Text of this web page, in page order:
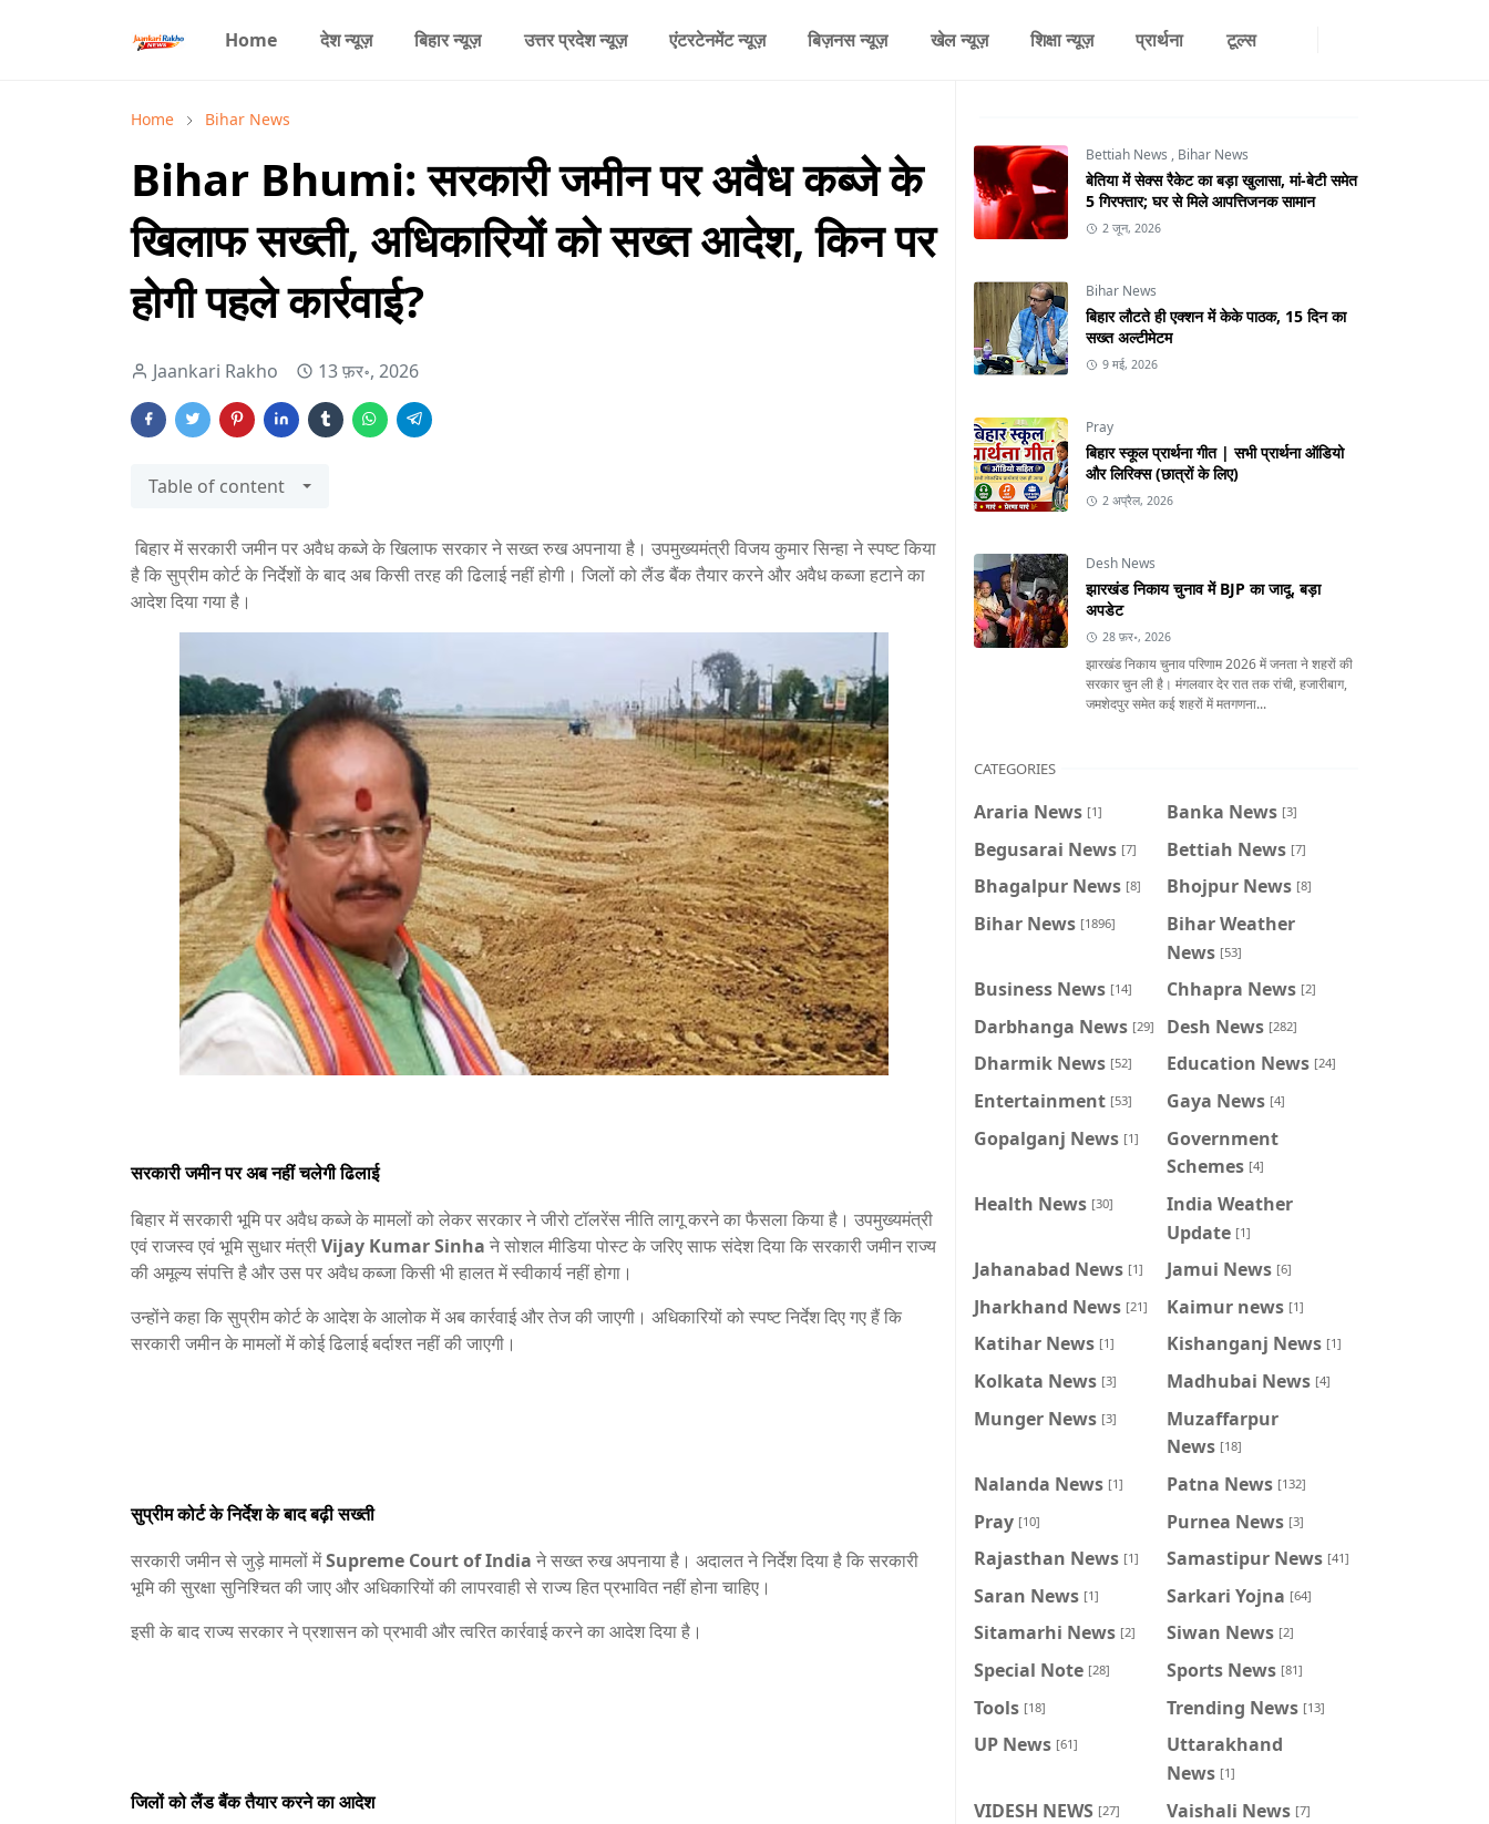
Home देश न्यूज़ बिहार न्यूज़ उत्तर प्रदेश न्यूज़ एंटरटेनमेंट न्यूज़ बिज़नस न्यूज़ खेल न्यूज़ शिक्षा न्यूज़ प्रार्थना टूल्स
Home Bihar News
Bihar Bhumi: सरकारी जमीन पर अवैध कब्जे के
खिलाफ सख्ती, अधिकारियों को सख्त आदेश, किन पर
होगी पहले कार्रवाई?
Jaankari Rakho 13 फ़र॰, 2026
Table of content
बिहार में सरकारी जमीन पर अवैध कब्जे के खिलाफ सरकार ने सख्त रुख अपनाया है। उपमुख्यमंत्री विजय कुमार सिन्हा ने स्पष्ट किया
है कि सुप्रीम कोर्ट के निर्देशों के बाद अब किसी तरह की ढिलाई नहीं होगी। जिलों को लैंड बैंक तैयार करने और अवैध कब्जा हटाने का
आदेश दिया गया है।
सरकारी जमीन पर अब नहीं चलेगी ढिलाई
बिहार में सरकारी भूमि पर अवैध कब्जे के मामलों को लेकर सरकार ने जीरो टॉलरेंस नीति लागू करने का फैसला किया है। उपमुख्यमंत्री
एवं राजस्व एवं भूमि सुधार मंत्रीVijay Kumar Sinha ने सोशल मीडिया पोस्ट के जरिए साफ संदेश दिया कि सरकारी जमीन राज्य
की अमूल्य संपत्ति है और उस पर अवैध कब्जा किसी भी हालत में स्वीकार्य नहीं होगा।
उन्होंने कहा कि सुप्रीम कोर्ट के आदेश के आलोक में अब कार्रवाई और तेज की जाएगी। अधिकारियों को स्पष्ट निर्देश दिए गए हैं कि
सरकारी जमीन के मामलों में कोई ढिलाई बर्दाश्त नहीं की जाएगी।
सुप्रीम कोर्ट के निर्देश के बाद बढ़ी सख्ती
सरकारी जमीन से जुड़े मामलों मेंSupreme Court of India ने सख्त रुख अपनाया है। अदालत ने निर्देश दिया है कि सरकारी
भूमि की सुरक्षा सुनिश्चित की जाए और अधिकारियों की लापरवाही से राज्य हित प्रभावित नहीं होना चाहिए।
इसी के बाद राज्य सरकार ने प्रशासन को प्रभावी और त्वरित कार्रवाई करने का आदेश दिया है।
जिलों को लैंड बैंक तैयार करने का आदेश
Bettiah News , Bihar News
बेतिया में सेक्स रैकेट का बड़ा खुलासा, मां-बेटी समेत
5 गिरफ्तार; घर से मिले आपत्तिजनक सामान
2 जून, 2026
Bihar News
बिहार लौटते ही एक्शन में केके पाठक, 15 दिन का
सख्त अल्टीमेटम
9 मई, 2026
Pray
बिहार स्कूल प्रार्थना गीत | सभी प्रार्थना ऑडियो
और लिरिक्स (छात्रों के लिए)
2 अप्रैल, 2026
Desh News
झारखंड निकाय चुनाव में BJP का जादू, बड़ा
अपडेट
28 फ़र॰, 2026
झारखंड निकाय चुनाव परिणाम 2026 में जनता ने शहरों की
सरकार चुन ली है। मंगलवार देर रात तक रांची, हजारीबाग,
जमशेदपुर समेत कई शहरों में मतगणना...
CATEGORIES
Araria News [1] Banka News [3]
Begusarai News [7] Bettiah News [7]
Bhagalpur News [8] Bhojpur News [8]
Bihar News [1896]
Bihar Weather
News [53]
Business News [14] Chhapra News [2]
Darbhanga News [29] Desh News [282]
Dharmik News [52] Education News [24]
Entertainment [53] Gaya News [4]
Gopalganj News [1]
Government
Schemes [4]
Health News [30]
India Weather
Update [1]
Jahanabad News [1] Jamui News [6]
Jharkhand News [21] Kaimur news [1]
Katihar News [1] Kishanganj News [1]
Kolkata News [3] Madhubai News [4]
Munger News [3]
Muzaffarpur
News [18]
Nalanda News [1] Patna News [132]
Pray [10] Purnea News [3]
Rajasthan News [1] Samastipur News [41]
Saran News [1] Sarkari Yojna [64]
Sitamarhi News [2] Siwan News [2]
Special Note [28] Sports News [81]
Tools [18] Trending News [13]
UP News [61]
Uttarakhand
News [1]
VIDESH NEWS [27] Vaishali News [7]